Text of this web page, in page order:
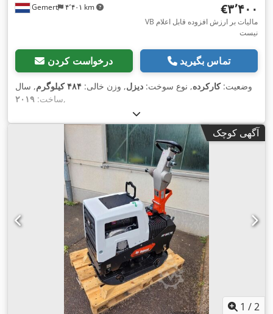
Gemert ۴٬۴۰۱ km ‎€۳٬۴۰۰
VB مالیات بر ارزش افزوده قابل اعلام
نیست
درخواست کردن تماس بگیرید
وضعیت:کارکرده, نوع سوخت: دیزل, وزن خالی: ۴۸۴ کیلوگرم
, سال
ساخت: ۲۰۱۹ ,
آگهی کوچک
1 /2